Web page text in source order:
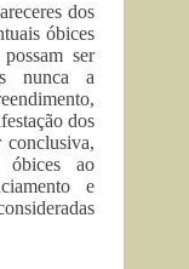
dos
óbices
ser
nunca a
dos
conclusiva,
óbices ao
e